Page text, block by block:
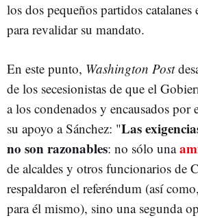
los dos pequeños partidos
para revalidar su mandato.
En este punto, Washington Post
de los secesionistas de que el
a los condenados y encausados por
su apoyo a Sánchez: "Las
no son razonables: no sólo una
de alcaldes y otros funcionarios de
respaldaron el referéndum (así
para él mismo), sino una segunda